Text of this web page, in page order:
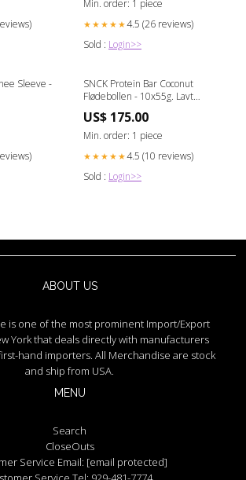
Min. order: 1 piece
★★★★★4.5 (26 reviews)
Sold : Login>>
Sleeve -
SNCK Protein Bar Coconut
Flødebollen - 10x55g. Lavt
US$ 175.00
Min. order: 1 piece
★★★★★4.5 (10 reviews)
Sold : Login>>
ABOUT US
is one of the most prominent Import/Export
York that deals directly with manufacturers
hand importers. All Merchandise are stock
and ship from USA.
MENU
Search
CloseOuts
Service Email: [email protected]